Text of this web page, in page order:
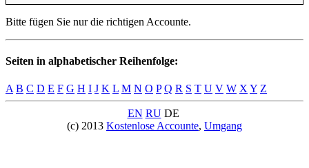
Bitte fügen Sie nur die richtigen Accounte.
Seiten in alphabetischer Reihenfolge:
A B C D E F G H I J K L M N O P Q R S T U V W X Y Z
EN RUDE
(c) 2013 Kostenlose Accounte, Umgang